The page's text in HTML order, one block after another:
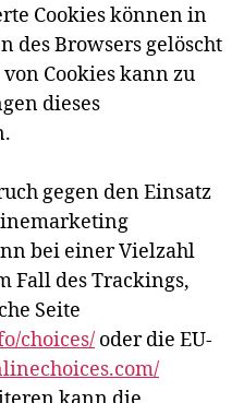
Cookies können in
des Browsers gelöscht
Cookies kann zu
dieses
gegen den Einsatz
bei einer Vielzahl
Fall des Trackings,
Seite
choices/ oder die EU-